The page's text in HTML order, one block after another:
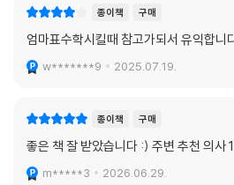
종이책 구매
엄마표수학시킬때 참고가되서 유익합니
w*******9 2025.07.19.
종이책 구매
좋은 책 잘 받았습니다 :) 주변 추천 의사
m*****3 2026.06.29.